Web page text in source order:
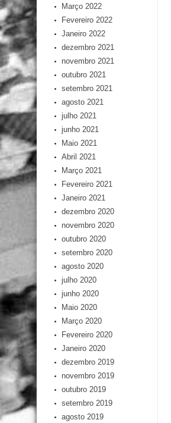
Março 2022
Fevereiro 2022
Janeiro 2022
dezembro 2021
novembro 2021
outubro 2021
setembro 2021
agosto 2021
julho 2021
junho 2021
Maio 2021
Abril 2021
Março 2021
Fevereiro 2021
Janeiro 2021
dezembro 2020
novembro 2020
outubro 2020
setembro 2020
agosto 2020
julho 2020
junho 2020
Maio 2020
Março 2020
Fevereiro 2020
Janeiro 2020
dezembro 2019
novembro 2019
outubro 2019
setembro 2019
agosto 2019